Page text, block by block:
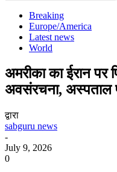
Breaking
Europe/America
Latest news
World
अमरीका का ईरान पर
अवसंरचना, अस्पताल
द्वारा
sabguru news
-
July 9, 2026
0